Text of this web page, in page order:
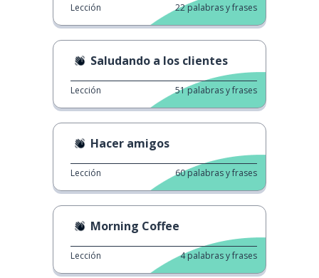
Lección 22palabras y frases
Saludando a los clientes
Lección 51palabras y frases
Hacer amigos
Lección 60palabras y frases
Morning Coffee
Lección 4palabras y frases